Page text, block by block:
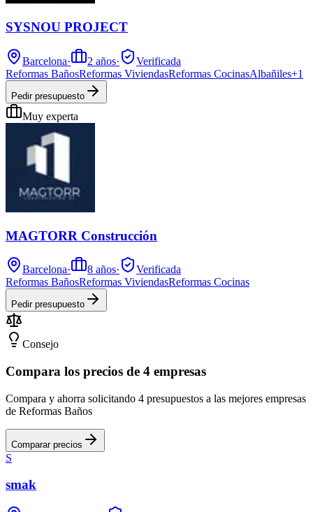
SYSNOU PROJECT
Barcelona· 2 años·
Verificada
Reformas BañosReformas ViviendasReformas CocinasAlbañiles+1
Pedir presupuesto
Muy experta
MAGTORR Construcción
Barcelona· 8 años·
Verificada
Reformas BañosReformas ViviendasReformas Cocinas
Pedir presupuesto
Consejo
Compara los precios de 4 empresas
Compara y ahorra solicitando 4 presupuestos a las mejores empresas
de Reformas Baños
Comparar precios
S
smak